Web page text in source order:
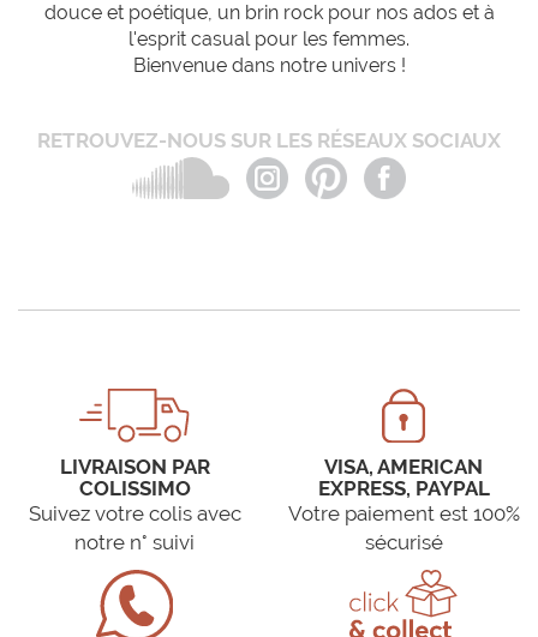
douce et poétique, un brin rock pour nos ados et à
l'esprit casual pour les femmes.
Bienvenue dans notre univers !
RETROUVEZ-NOUS SUR LES RÉSEAUX SOCIAUX
LIVRAISON PAR
COLISSIMO
Suivez votre colis avec
notre n° suivi
VISA, AMERICAN
EXPRESS, PAYPAL
Votre paiement est 100%
sécurisé